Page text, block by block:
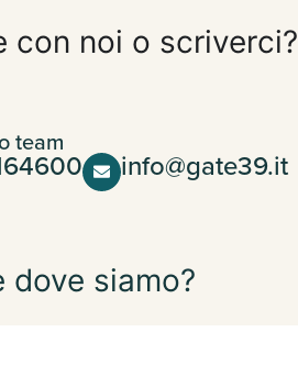
con noi o scriverci?
team
info@gate39.it
dove siamo?